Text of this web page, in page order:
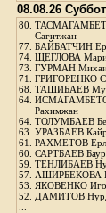
08.08.26
80.
Сагитжан
77. БАЙБАТЧИН
74. ЩЕГЛОВА
73. ГУРМАН
71. ГРИГОРЕНКО
68. ТАШИБАЕВ
64.
Рахимжан
64. ТОЛУМБАЕВ
63. УРАЗБАЕВ
61. РАХМЕТОВ
60. САРТБАЕВ
59. ТЕНЛИБАЕВ
57. АШИРБЕКОВА
53. ЯКОВЕНКО
52. ДАМИТОВ